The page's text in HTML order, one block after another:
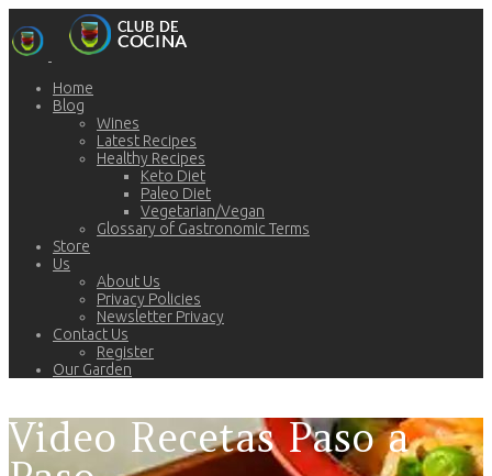
Home
Blog
Wines
Latest Recipes
Healthy Recipes
Keto Diet
Paleo Diet
Vegetarian/Vegan
Glossary of Gastronomic Terms
Store
Us
About Us
Privacy Policies
Newsletter Privacy
Contact Us
Register
Our Garden
Video Recetas Paso a